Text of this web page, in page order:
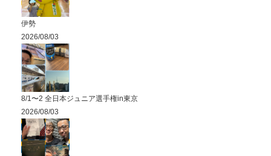
伊勢
2026/08/03
8/1〜2 全日本ジュニア選手権in東京
2026/08/03